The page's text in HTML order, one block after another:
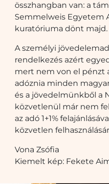
összhangban van: a
Semmelweis Egyetem
kuratóriuma dönt majd.
A személyi
rendelkezés azért
mert nem von el pénzt
adóznia minden
és a jövedelmünkből a
közvetlenül már nem
az adó 1+1%
közvetlen
Vona Zsófia
Kiemelt kép: Fekete